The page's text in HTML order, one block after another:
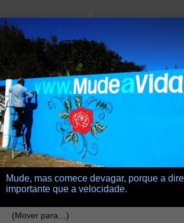
Mude, mas comece devagar, porque a
importante que a velocidade.